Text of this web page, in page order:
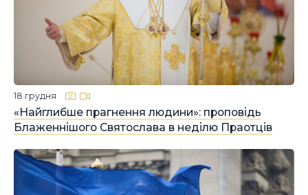
«Найглибше прагнення людини»: проповідь
Блаженнішого Святослава в неділю Праотців
18 грудня